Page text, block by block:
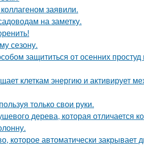
заявили.
на заметку.
сезону.
защититься от осенних
клеткам энергию и активирует
только свои руки.
дерева, которая отличается
которое автоматически закрывает